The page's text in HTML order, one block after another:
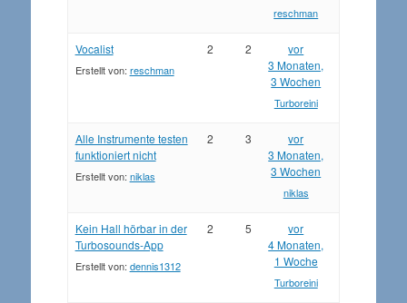
reschman
Vocalist
Erstellt von: reschman
2 2
vor
3 Monaten,
3 Wochen
Turboreini
Alle Instrumente testen
funktioniert nicht
Erstellt von: niklas
2 3
vor
3 Monaten,
3 Wochen
niklas
Kein Hall hörbar in der
Turbosounds-App
Erstellt von: dennis1312
2 5
vor
4 Monaten,
1 Woche
Turboreini